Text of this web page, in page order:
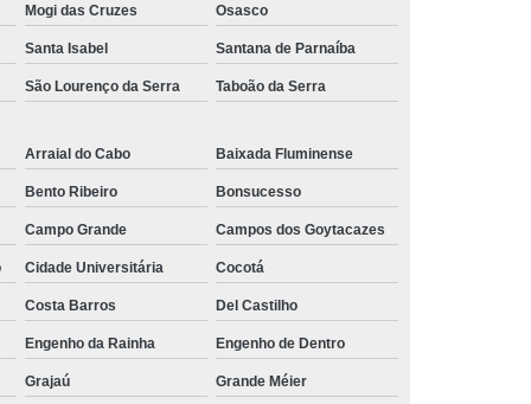
Pdu Régua de Tomadas
Internacional
Régua Pdu 8 Tomadas
Régua Pdu Lcd
Régua Pdu Lcd Iec320 C19
Lcd
Régua Tomada Pdu Iec320 C13
Suporte para Monitor Articulável
para Mobiliario Corporativo
para Mobiliario Operacional
Mogi das Cruzes Osasco
Santa Isabel Santana de Parnaíba
São Lourenço da Serra Taboão da Serra
Arraial do Cabo Baixada Fluminense
Bento Ribeiro Bonsucesso
Campo Grande Campos dos Goytacazes
Cidade Universitária Cocotá
Costa Barros Del Castilho
Engenho da Rainha Engenho de Dentro
Grajaú Grande Méier